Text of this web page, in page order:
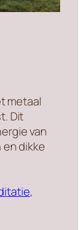
metaal
Dit
van
dikke